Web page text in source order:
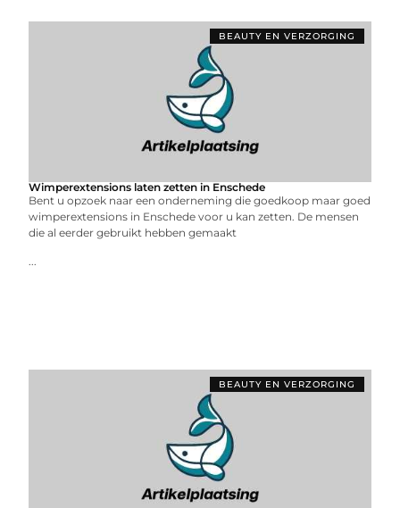
BEAUTY EN VERZORGING
Wimperextensions laten zetten in Enschede
Bent u opzoek naar een onderneming die goedkoop maar goed
wimperextensions in Enschede voor u kan zetten. De mensen
die al eerder gebruikt hebben gemaakt
...
BEAUTY EN VERZORGING